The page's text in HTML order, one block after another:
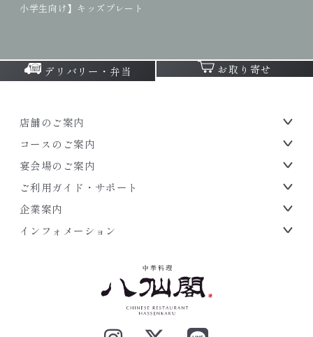
小学生向け】キッズプレート
デリバリー・弁当 お取り寄せ
店舗のご案内
コースのご案内
宴会場のご案内
ご利用ガイド・サポート
企業案内
インフォメーション